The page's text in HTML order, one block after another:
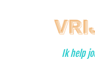
Ik help